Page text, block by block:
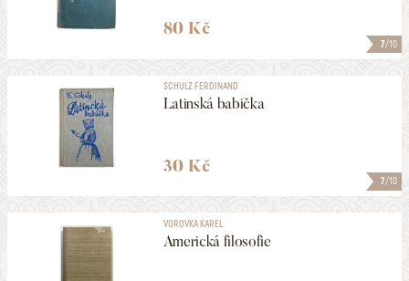
7/10
80 Kč
7/10
SCHULZ FERDINAND
Latinská babička
30 Kč
VOROVKA KAREL
Americká filosofie